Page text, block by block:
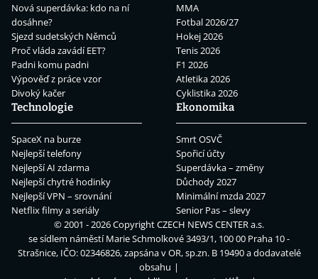
Nová superdávka: kdo na ní
dosáhne?
Sjezd sudetských Němců
Proč vláda zavádí EET?
Padni komu padni
Výpověď z práce vzor
Divoký kačer
MMA
Fotbal 2026/27
Hokej 2026
Tenis 2026
F1 2026
Atletika 2026
Cyklistika 2026
Technologie
SpaceX na burze
Nejlepší telefony
Nejlepší AI zdarma
Nejlepší chytré hodinky
Nejlepší VPN – srovnání
Netflix filmy a seriály
Ekonomika
Smrt OSVČ
Spořicí účty
Superdávka – změny
Důchody 2027
Minimální mzda 2027
Senior Pas – slevy
© 2001 - 2026 CopyrightCZECH NEWS CENTER a.s.
se sídlem náměstí Marie Schmolkové 3493/1, 100 00 Praha 10 -
Strašnice, IČO: 02346826, zapsána v OR, sp.zn. B 19490 a dodavatelé
obsahu